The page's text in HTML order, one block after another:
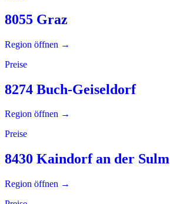
8055 Graz
Region öffnen →
Preise
8274 Buch-Geiseldorf
Region öffnen →
Preise
8430 Kaindorf an der Sulm
Region öffnen →